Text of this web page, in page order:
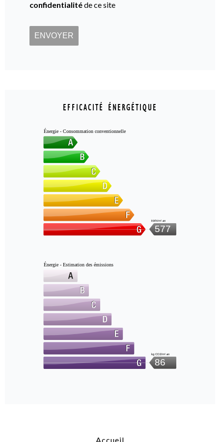
confidentialitéde ce site
ENVOYER
EFFICACITÉ ÉNERGÉTIQUE
Énergie - Consommation conventionnelle
577
kWh/m².an
Énergie - Estimation des émissions
86
kg CO2/m².an
Accueil